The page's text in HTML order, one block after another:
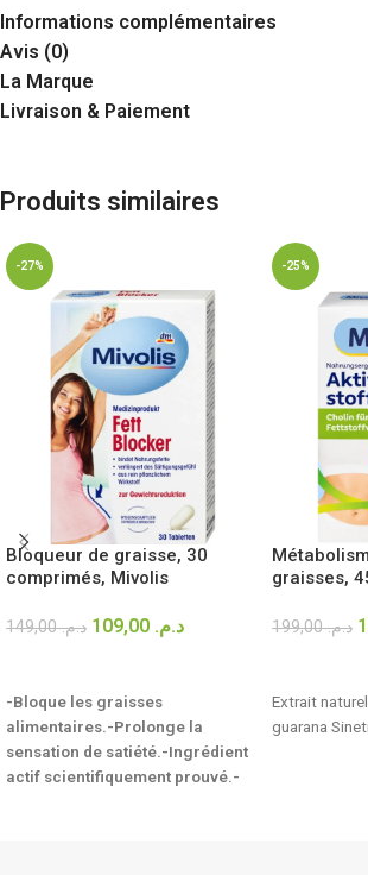
Informations complémentaires
Avis (0)
La Marque
Livraison & Paiement
Produits similaires
-27%
Bloqueur de graisse, 30
comprimés, Mivolis
د.م.149,00 د.م.
-Bloque les graisses
alimentaires.-Prolonge la
sensation de satiété.-Ingrédient
actif scientifiquement prouvé.-
-25%
graisses,
د.م.199,00
Extrait
guarana